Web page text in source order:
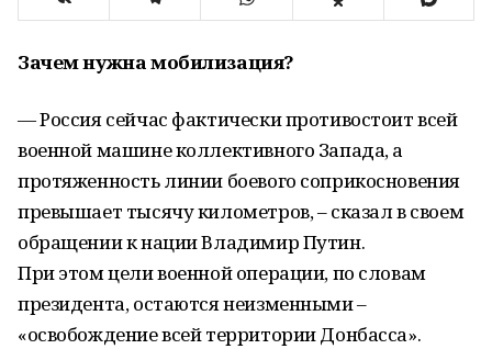
Зачем нужна мобилизация?
— Россия сейчас фактически противостоит всей
военной машине коллективного Запада, а
протяженность линии боевого соприкосновения
превышает тысячу километров, – сказал в своем
обращении к нации Владимир Путин.
При этом цели военной операции, по словам
президента, остаются неизменными –
«освобождение всей территории Донбасса».